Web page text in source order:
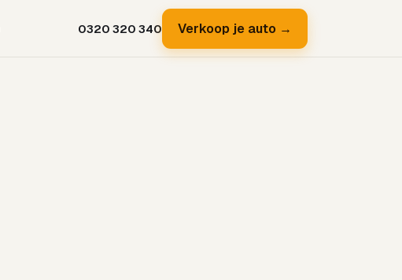
0320 320 340 Verkoop je auto →